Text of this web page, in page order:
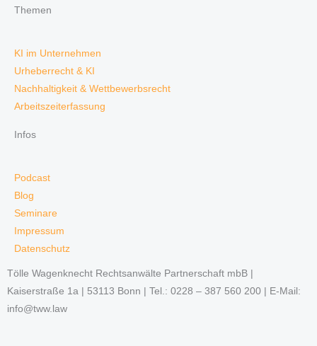
Themen
KI im Unternehmen
Urheberrecht & KI
Nachhaltigkeit & Wettbewerbsrecht
Arbeitszeiterfassung
Infos
Podcast
Blog
Seminare
Impressum
Datenschutz
Tölle Wagenknecht Rechtsanwälte Partnerschaft mbB |
Kaiserstraße 1a | 53113 Bonn | Tel.: 0228 – 387 560 200 | E-Mail:
info@tww.law